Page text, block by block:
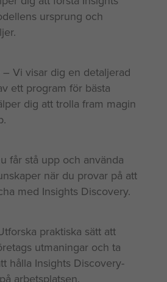
ursprung och
Vi visar dig en detaljerad
ett program för bästa
dig att trolla fram magin
får stå upp och använda
när du provar på att
med Insights Discovery.
praktiska sätt att
utmaningar och ta
hålla Insights Discovery-
arbetsplatsen.